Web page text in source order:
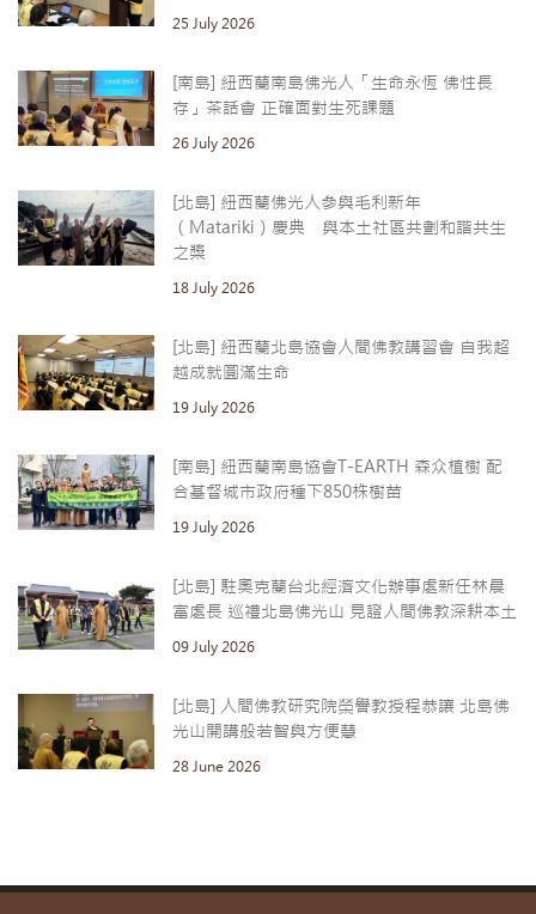
25 July 2026
[南島] 紐西蘭南島佛光人「生命永恆 佛性長
存」茶話會 正確面對生死課題
26 July 2026
[北島] 紐西蘭佛光人參與毛利新年
（Matariki）慶典 與本土社區共劃和諧共生
之槳
18 July 2026
[北島] 紐西蘭北島協會人間佛教講習會 自我超
越成就圓滿生命
19 July 2026
[南島] 紐西蘭南島協會T-EARTH 森众植樹 配
合基督城市政府種下850株樹苗
19 July 2026
[北島] 駐奧克蘭台北經濟文化辦事處新任林晨
富處長 巡禮北島佛光山 見證人間佛教深耕本土
09 July 2026
[北島] 人間佛教研究院榮譽教授程恭讓 北島佛
光山開講般若智與方便慧
28 June 2026